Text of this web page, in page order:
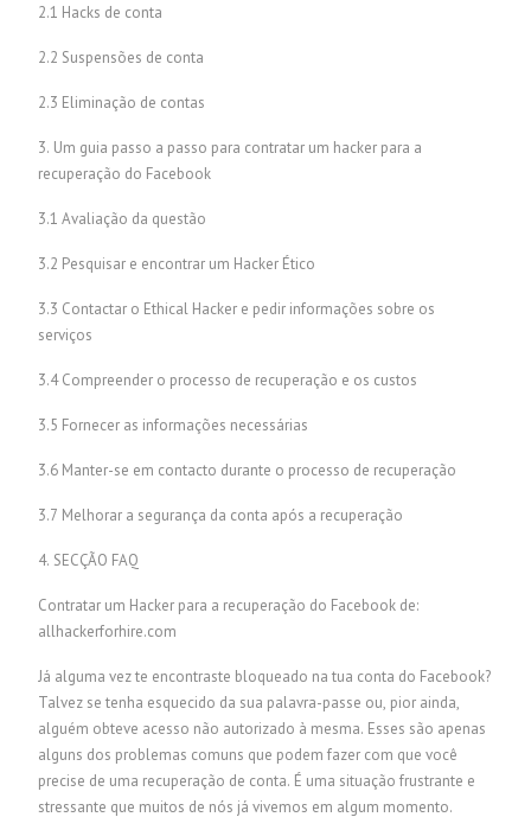
2.1 Hacks de conta
2.2 Suspensões de conta
2.3 Eliminação de contas
3. Um guia passo a passo para contratar um hacker para a
recuperação do Facebook
3.1 Avaliação da questão
3.2 Pesquisar e encontrar um Hacker Ético
3.3 Contactar o Ethical Hacker e pedir informações sobre os
serviços
3.4 Compreender o processo de recuperação e os custos
3.5 Fornecer as informações necessárias
3.6 Manter-se em contacto durante o processo de recuperação
3.7 Melhorar a segurança da conta após a recuperação
4. SECÇÃO FAQ
Contratar um Hacker para a recuperação do Facebook de:
allhackerforhire.com
Já alguma vez te encontraste bloqueado na tua conta do Facebook?
Talvez se tenha esquecido da sua palavra-passe ou, pior ainda,
alguém obteve acesso não autorizado à mesma. Esses são apenas
alguns dos problemas comuns que podem fazer com que você
precise de uma recuperação de conta. É uma situação frustrante e
stressante que muitos de nós já vivemos em algum momento.